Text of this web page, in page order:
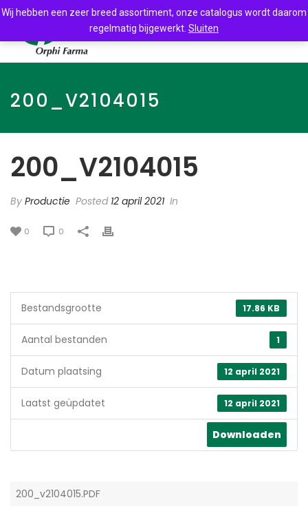
200_V2104015
200_V2104015
By Productie Posted 12 april 2021 In
0 0
17.86 KB
Bestandsgrootte
1
Aantal bestanden
12 april 2021
Datum plaatsing
12 april 2021
Laatst geüpdatet
Downloaden
200_v2104015.PDF
Wij hebben een zeer breed assortiment, onze catalogus wordt daarom
regelmatig bijgewerkt. Sluiten